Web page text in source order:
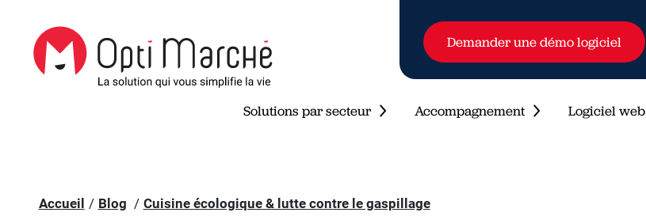
Demander une démo logiciel
Solutions par secteur Accompagnement Logiciel web
Accueil Blog Cuisine écologique & lutte contre le gaspillage